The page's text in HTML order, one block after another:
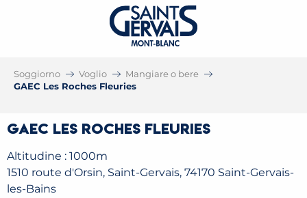
Soggiorno Voglio
Mangiare o bere
GAEC Les Roches Fleuries
GAEC Les Roches Fleuries
Altitudine : 1000m
1510 route d'Orsin, Saint-Gervais, 74170 Saint-Gervais-
les-Bains